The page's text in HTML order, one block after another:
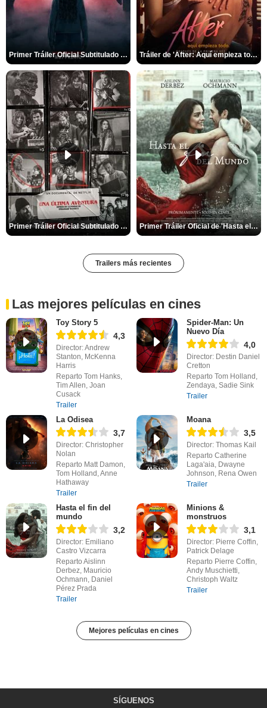
Primer Tráiler Oficial Subtitulado de 'La Noche Del Demonio: Están Entre Nosotros' Tráiler de 'After: Aquí empieza todo'
Primer Tráiler Oficial Subtitulado de 'Una última aventura: Detrás de cámaras de Stranger Things 5' Primer Tráiler Oficial de 'Hasta el fin del mundo'
Trailers más recientes
Las mejores películas en cines
Toy Story 5
4,3
Director: Andrew
Stanton, McKenna
Harris
Reparto Tom Hanks,
Tim Allen, Joan
Cusack
Trailer
Spider-Man: Un
Nuevo Día
4,0
Director: Destin Daniel
Cretton
Reparto Tom Holland,
Zendaya, Sadie Sink
Trailer
La Odisea
3,7
Director: Christopher
Nolan
Reparto Matt Damon,
Tom Holland, Anne
Hathaway
Trailer
Moana
3,5
Director: Thomas Kail
Reparto Catherine
Laga'aia, Dwayne
Johnson, Rena Owen
Trailer
Hasta el fin del
mundo
3,2
Director: Emiliano
Castro Vizcarra
Reparto Aislinn
Derbez, Mauricio
Ochmann, Daniel
Pérez Prada
Trailer
Minions &
monstruos
3,1
Director: Pierre Coffin,
Patrick Delage
Reparto Pierre Coffin,
Andy Muschietti,
Christoph Waltz
Trailer
Mejores películas en cines
SÍGUENOS